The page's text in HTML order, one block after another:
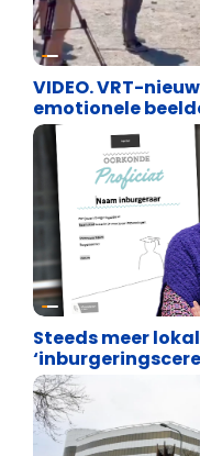
Cultuuroorlog
VIDEO. VRT-
emotionele
Binnenland
Steeds meer